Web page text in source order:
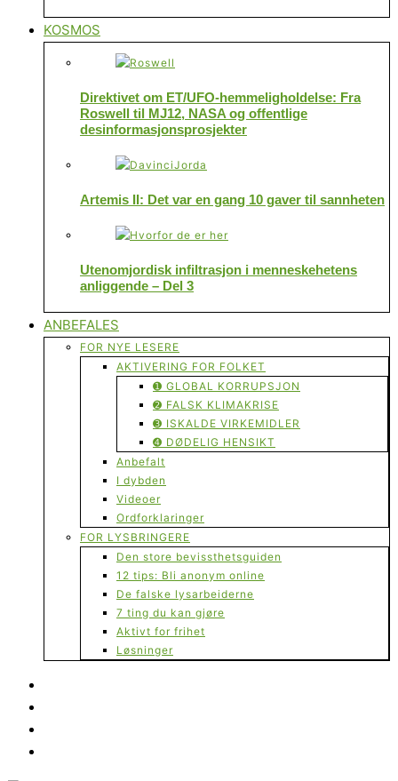
KOSMOS
Direktivet om ET/UFO-hemmeligholdelse: Fra
Roswell til MJ12, NASA og offentlige
desinformasjonsprosjekter
Artemis II: Det var en gang 10 gaver til sannheten
Utenomjordisk infiltrasjon i menneskehetens
anliggende – Del 3
ANBEFALES
FOR NYE LESERE
AKTIVERING FOR FOLKET
➊ GLOBAL KORRUPSJON
➋ FALSK KLIMAKRISE
➌ ISKALDE VIRKEMIDLER
➍ DØDELIG HENSIKT
Anbefalt
I dybden
Videoer
Ordforklaringer
FOR LYSBRINGERE
Den store bevissthetsguiden
12 tips: Bli anonym online
De falske lysarbeiderne
7 ting du kan gjøre
Aktivt for frihet
Løsninger